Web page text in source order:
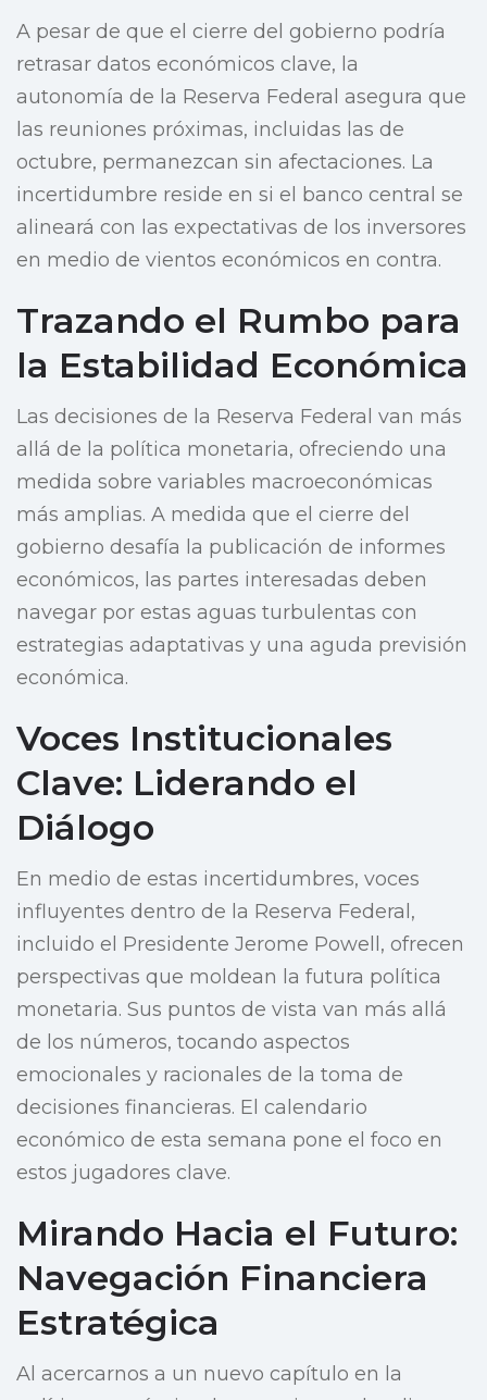
A pesar de que el cierre del gobierno podría
retrasar datos económicos clave, la
autonomía de la Reserva Federal asegura que
las reuniones próximas, incluidas las de
octubre, permanezcan sin afectaciones. La
incertidumbre reside en si el banco central se
alineará con las expectativas de los inversores
en medio de vientos económicos en contra.
Trazando el Rumbo para
la Estabilidad Económica
Las decisiones de la Reserva Federal van más
allá de la política monetaria, ofreciendo una
medida sobre variables macroeconómicas
más amplias. A medida que el cierre del
gobierno desafía la publicación de informes
económicos, las partes interesadas deben
navegar por estas aguas turbulentas con
estrategias adaptativas y una aguda previsión
económica.
Voces Institucionales
Clave: Liderando el
Diálogo
En medio de estas incertidumbres, voces
influyentes dentro de la Reserva Federal,
incluido el Presidente Jerome Powell, ofrecen
perspectivas que moldean la futura política
monetaria. Sus puntos de vista van más allá
de los números, tocando aspectos
emocionales y racionales de la toma de
decisiones financieras. El calendario
económico de esta semana pone el foco en
estos jugadores clave.
Mirando Hacia el Futuro:
Navegación Financiera
Estratégica
Al acercarnos a un nuevo capítulo en la